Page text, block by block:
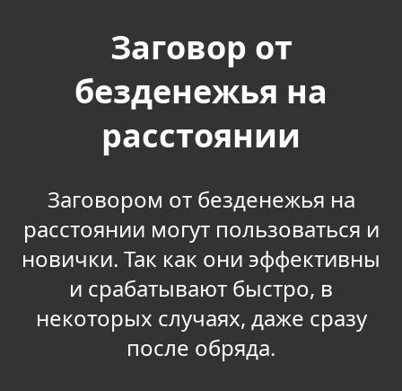
Заговор от
безденежья на
расстоянии
Заговором от безденежья на
расстоянии могут пользоваться и
новички. Так как они эффективны
и срабатывают быстро, в
некоторых случаях, даже сразу
после обряда.